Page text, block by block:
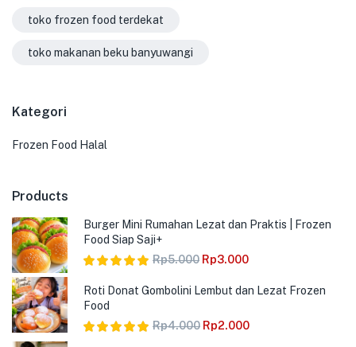
toko frozen food terdekat
toko makanan beku banyuwangi
Kategori
Frozen Food Halal
Products
Burger Mini Rumahan Lezat dan Praktis | Frozen
Food Siap Saji+
dari 5
Rp5.000 Rp3.000
Roti Donat Gombolini Lembut dan Lezat Frozen
Food
Rp4.000 Rp2.000